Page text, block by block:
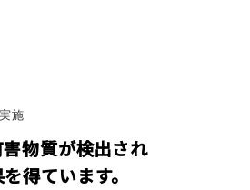
施
物質が検出され
得ています。